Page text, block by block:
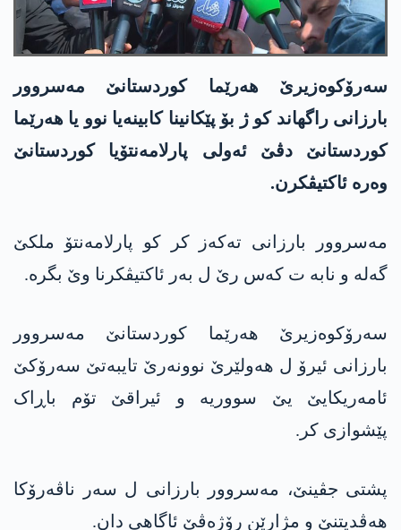
سەرۆکوەزیرێ ھەرێما کوردستانێ مەسروور
بارزانی راگھاند کو ژ بۆ پێکانینا کابینەیا نوو یا ھەرێما
کوردستانێ دڤێ ئەولی پارلامەنتۆیا کوردستانێ
وەرە ئاکتیڤکرن.
مەسروور بارزانی تەکەز کر کو پارلامەنتۆ ملکێ
گەلە و نابە ت کەس رێ ل بەر ئاکتیڤکرنا وێ بگرە.
سەرۆکوەزیرێ ھەرێما کوردستانێ مەسروور
بارزانی ئیرۆ ل ھەولێرێ نوونەرێ تایبەتێ سەرۆکێ
ئامەریکایێ یێ سووریە و ئیراقێ تۆم باڕاک
پێشوازی کر.
پشتی جڤینێ، مەسروور بارزانی ل سەر ناڤەرۆکا
ھەڤدیتنێ و مژارێن رۆژەڤێ ئاگاھی دان.